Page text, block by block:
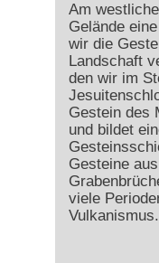
Am
Gelände
wir die
Landschaft
den wir im
Gestein des
und bildet
Gesteine
viele
Vulkanismus.